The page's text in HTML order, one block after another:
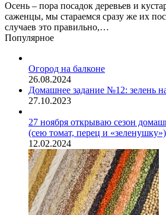
Осень – пора посадок деревьев и
саженцы, мы стараемся сразу же их
случаев это правильно,…
Популярное
Огород на балконе
26.08.2024
Домашнее задание №12: зелень
27.10.2023
27 ноября открываю сезон
(сею томат, перец и «зеленушку»)
12.02.2024